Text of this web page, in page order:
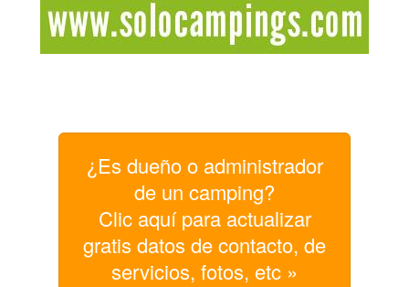
¿Es dueño o administrador
de un camping?
Clic aquí para actualizar
gratis datos de contacto, de
servicios, fotos, etc »